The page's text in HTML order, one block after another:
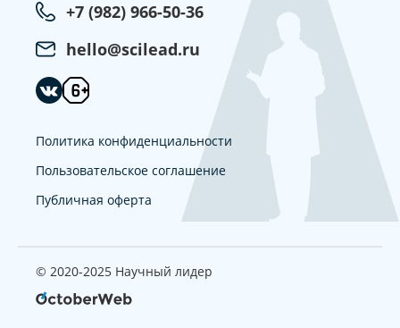
+7 (982) 966-50-36
hello@scilead.ru
Политика конфиденциальности
Пользовательское соглашение
Публичная оферта
© 2020-2025 Научный лидер